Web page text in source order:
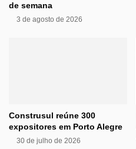
de semana
3 de agosto de 2026
Construsul reúne 300
expositores em Porto Alegre
30 de julho de 2026